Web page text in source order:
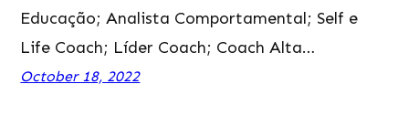
Educação; Analista Comportamental; Self e
Life Coach; Líder Coach; Coach Alta…
October 18, 2022